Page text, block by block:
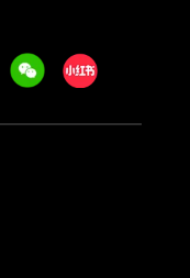
WeechatXiaohongshu/